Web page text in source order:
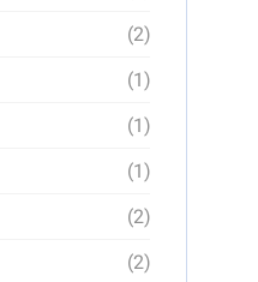
(2)
(1)
(1)
(1)
(2)
(2)